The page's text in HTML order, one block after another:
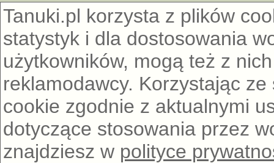
Tanuki.pl korzysta z plików
statystyk i dla dostosowania
użytkowników, mogą też z
reklamodawcy. Korzystając
cookie zgodnie z aktualnymi
dotyczące stosowania przez
znajdziesz w polityce